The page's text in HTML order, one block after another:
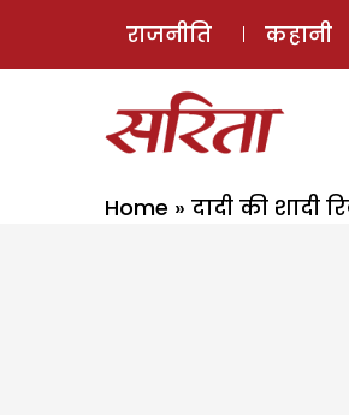
राजनीति कहानी
Home » दादी की शादी